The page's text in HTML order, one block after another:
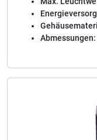
Abmessungen: